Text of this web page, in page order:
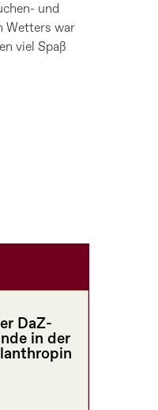
und
Wetters war
viel Spaß
DaZ-
in der